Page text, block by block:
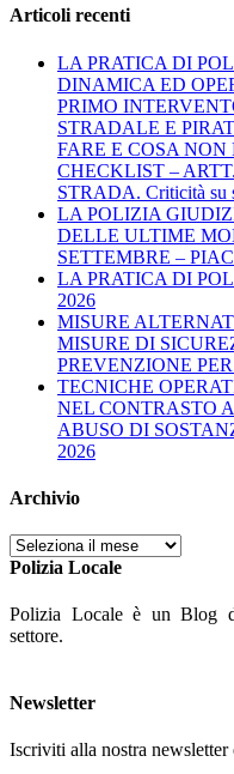
Articoli recenti
LA PRATICA DI
DINAMICA ED
PRIMO
STRADALE E
FARE E COSA
CHECKLIST –
STRADA. Criticità su
LA POLIZIA
DELLE ULTIME
SETTEMBRE –
LA PRATICA DI
2026
MISURE
MISURE DI
PREVENZIONE
TECNICHE
NEL CONTRASTO
ABUSO DI
2026
Archivio
Archivio
Polizia Locale
Polizia Locale è un Blog
settore.
Newsletter
Iscriviti alla nostra